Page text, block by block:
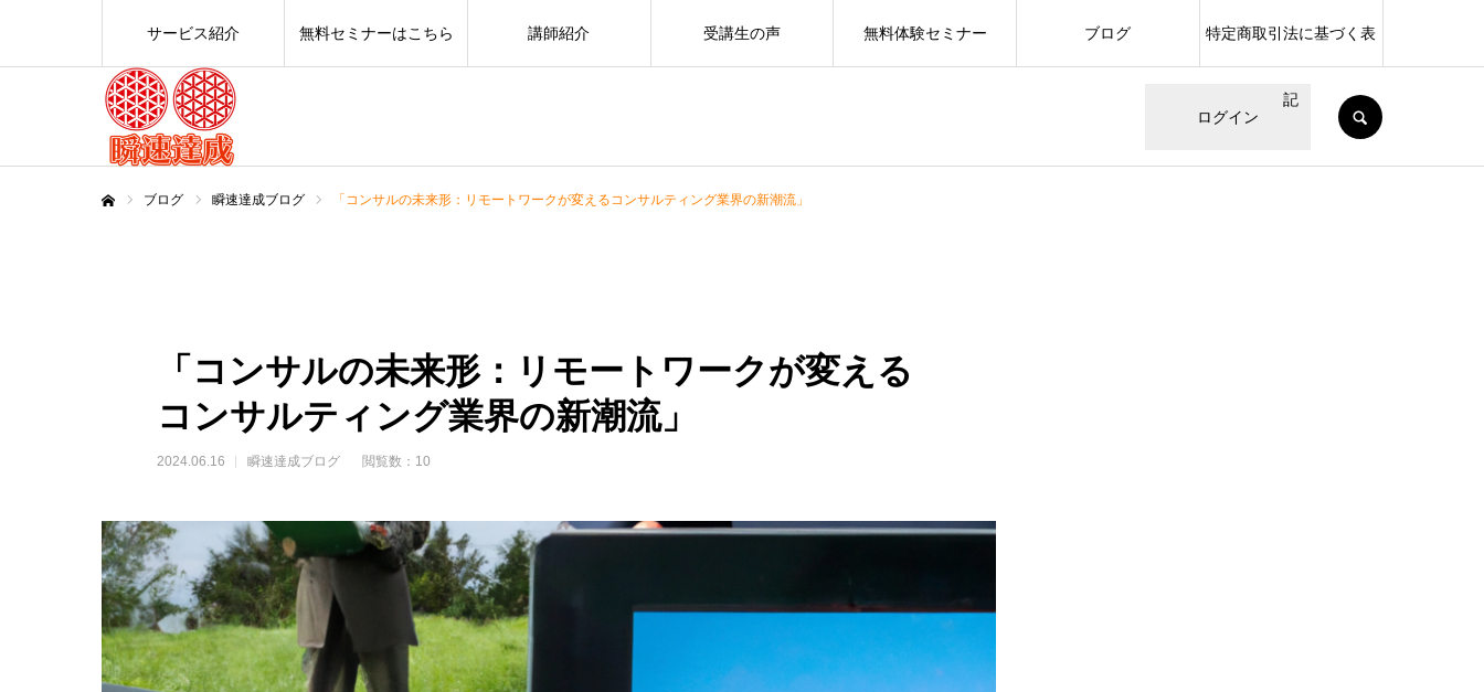
ログイン
サービス紹介 無料セミナーはこちら 講師紹介 受講生の声 無料体験セミナー ブログ 特定商取引法に基づく表
記
ブログ 瞬速達成ブログ 「コンサルの未来形：リモートワークが変えるコンサルティング業界の新潮流」
「コンサルの未来形：リモートワークが変える
コンサルティング業界の新潮流」
2024.06.16 瞬速達成ブログ 閲覧数：10